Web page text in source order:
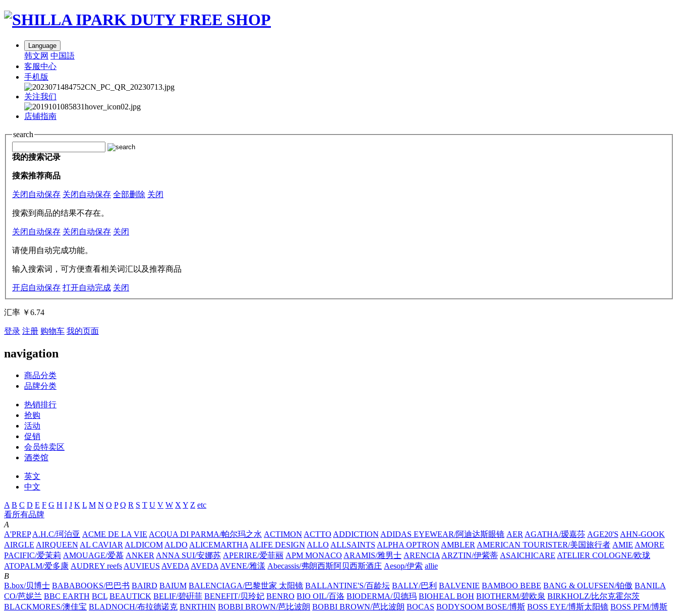
Language
韩文网 中国語
客服中心
手机版
关注我们
店铺指南
search
我的搜索记录
搜索推荐商品
关闭自动保存 关闭自动保存 全部删除 关闭
搜索到商品的结果不存在。
关闭自动保存 关闭自动保存 关闭
请使用自动完成功能。
输入搜索词，可方便查看相关词汇以及推荐商品
开启自动保存 打开自动完成 关闭
汇率 ￥6.74
登录 注册 购物车 我的页面
navigation
商品分类
品牌分类
热销排行
抢购
活动
促销
会员特卖区
酒类馆
英文
中文
A B C D E F G H I J K L M N O P Q R S T U V W X Y Z etc
看所有品牌
A
A'PREP A.H.C/珂泊亚 ACME DE LA VIE ACQUA DI PARMA/帕尔玛之水 ACTIMON ACTTO ADDICTION ADIDAS EYEWEAR/阿迪达斯眼镜 AER AGATHA/瑷嘉莎 AGE20'S AHN-GOOK
AIRGLE AIRQUEEN AL CAVIAR ALDICOM ALDO ALICEMARTHA ALIFE DESIGN ALLO ALLSAINTS ALPHA OPTRON AMBLER AMERICAN TOURISTER/美国旅行者 AMIE AMORE
PACIFIC/爱茉莉 AMOUAGE/爱慕 ANKER ANNA SUI/安娜苏 APERIRE/爱菲丽 APM MONACO ARAMIS/雅男士 ARENCIA ARZTIN/伊紫蒂 ASAICHICARE ATELIER COLOGNE/欧珑
ATOPALM/爱多康 AUDREY reefs AUVIEUS AVEDA AVEDA AVENE/雅漾 Abecassis/弗朗西斯阿贝西斯酒庄 Aesop/伊索 allie
B
B.box/贝博士 BABABOOKS/巴巴书 BAIRD BAIUM BALENCIAGA/巴黎世家 太阳镜 BALLANTINE'S/百龄坛 BALLY/巴利 BALVENIE BAMBOO BEBE BANG & OLUFSEN/铂傲 BANILA
CO/芭妮兰 BBC EARTH BCL BEAUTICK BELIF/碧硏菲 BENEFIT/贝玲妃 BENRO BIO OIL/百洛 BIODERMA/贝德玛 BIOHEAL BOH BIOTHERM/碧欧泉 BIRKHOLZ/比尔克霍尔茨
BLACKMORES/澳佳宝 BLADNOCH/布拉德诺克 BNRTHIN BOBBI BROWN/芭比波朗 BOBBI BROWN/芭比波朗 BOCAS BODYSOOM BOSE/博斯 BOSS EYE/博斯太阳镜 BOSS PFM/博斯